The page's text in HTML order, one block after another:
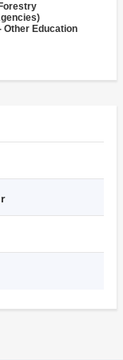
Other Education